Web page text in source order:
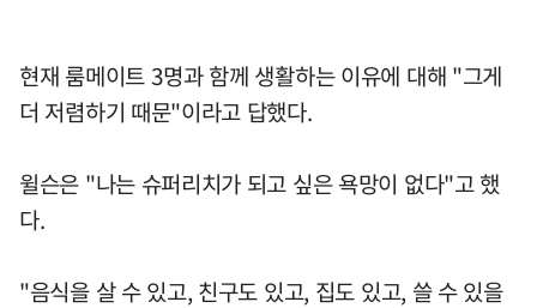
현재 룸메이트 3명과 함께 생활하는 이유에 대해 "그게
더 저렴하기 때문"이라고 답했다.
윌슨은 "나는 슈퍼리치가 되고 싶은 욕망이 없다"고 했
다.
"음식을 살 수 있고, 친구도 있고, 집도 있고, 쓸 수 있을